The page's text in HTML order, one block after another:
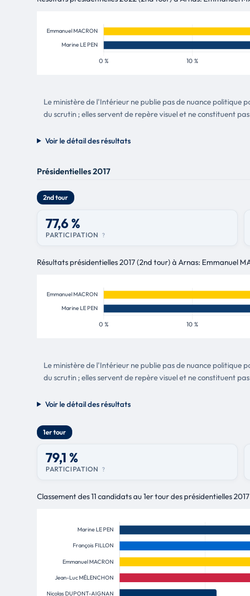
Le ministère de l'Intérieur ne publie pas de nuance
du scrutin ; elles servent de repère visuel et ne constituent
Voir le détail des résultats
Présidentielles 2017
2nd tour
77,6 %
PARTICIPATION ?
Résultats présidentielles 2017 (2nd tour) à Arnas: Emmanuel
Le ministère de l'Intérieur ne publie pas de nuance
du scrutin ; elles servent de repère visuel et ne constituent
Voir le détail des résultats
1er tour
79,1 %
PARTICIPATION ?
Classement des 11 candidats au 1er tour des présidentielles